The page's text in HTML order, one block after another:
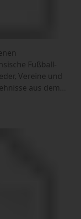
Fußball-
Vereine und
aus dem…